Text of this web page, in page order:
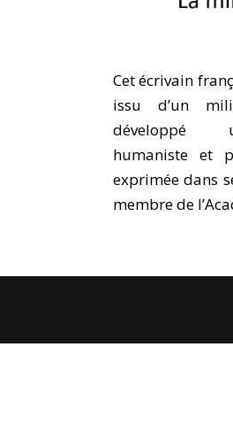
Cet écrivain
issu d’un
développé
humaniste et
exprimée dans
membre de